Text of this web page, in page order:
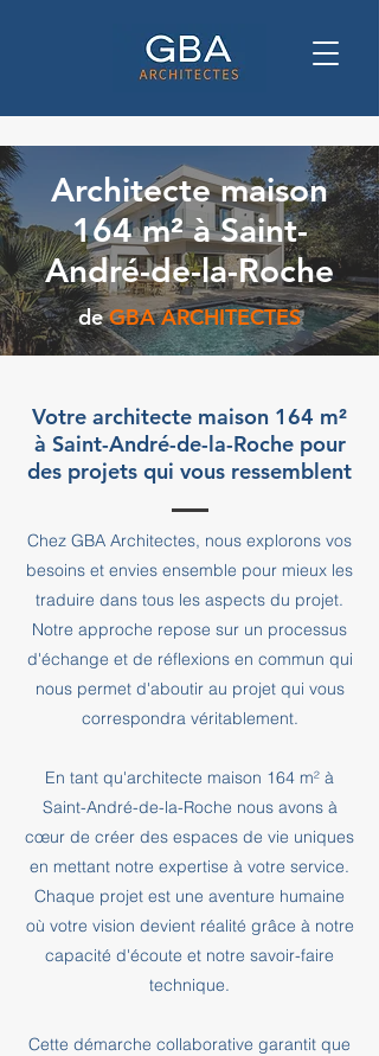
Architecte maison
164 m² à Saint-
André-de-la-Roche
de GBA ARCHITECTES
Votre architecte maison 164 m²
à Saint-André-de-la-Roche pour
des projets qui vous ressemblent
Chez GBA Architectes, nous explorons vos
besoins et envies ensemble pour mieux les
traduire dans tous les aspects du projet.
Notre approche repose sur un processus
d'échange et de réflexions en commun qui
nous permet d'aboutir au projet qui vous
correspondra véritablement.
En tant qu'architecte maison 164 m² à
Saint-André-de-la-Roche nous avons à
cœur de créer des espaces de vie uniques
en mettant notre expertise à votre service.
Chaque projet est une aventure humaine
où votre vision devient réalité grâce à notre
capacité d'écoute et notre savoir-faire
technique.
Cette démarche collaborative garantit que